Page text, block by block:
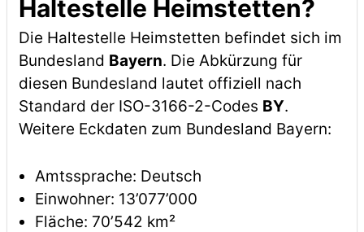
Haltestelle Heimstetten?
Die Haltestelle Heimstetten befindet sich im
Bundesland Bayern. Die Abkürzung für
diesen Bundesland lautet offiziell nach
Standard der ISO-3166-2-Codes BY.
Weitere Eckdaten zum Bundesland Bayern:
Amtssprache: Deutsch
Einwohner: 13’077’000
Fläche: 70’542 km²